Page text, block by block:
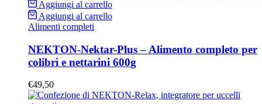
Aggiungi al carrello
Aggiungi al carrello
Alimenti completi
NEKTON-Nektar-Plus – Alimento completo per
colibrì e nettarini 600g
€49,50